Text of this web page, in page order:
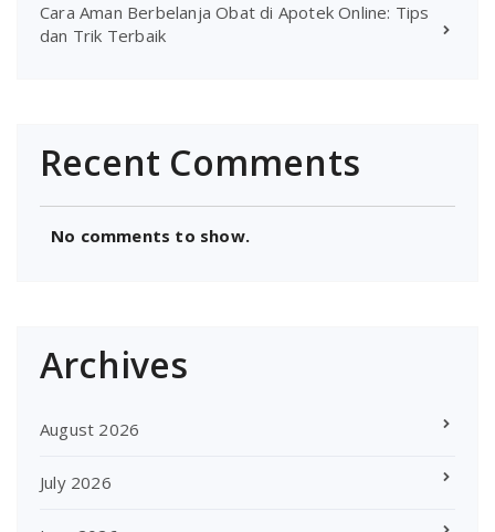
Cara Aman Berbelanja Obat di Apotek Online: Tips
dan Trik Terbaik
Recent Comments
No comments to show.
Archives
August 2026
July 2026